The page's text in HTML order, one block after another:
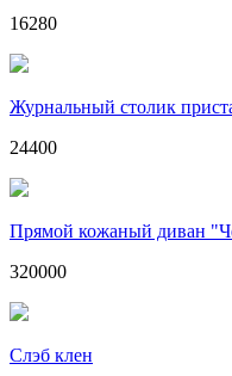
16280
Журнальный столик
24400
Прямой кожаный диван
320000
Слэб клен